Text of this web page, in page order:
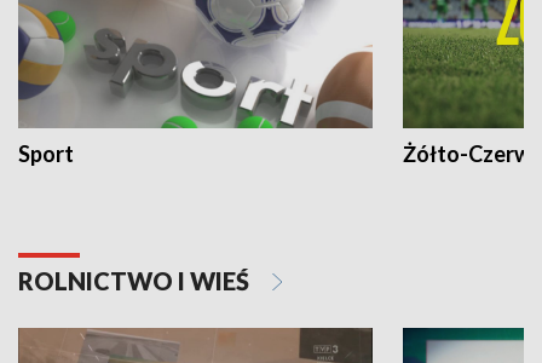
Sport Żółto-
ROLNICTWO I WIEŚ